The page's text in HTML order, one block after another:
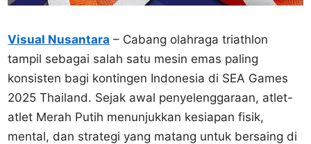
Visual Nusantara – Cabang olahraga triathlon
tampil sebagai salah satu mesin emas paling
konsisten bagi kontingen Indonesia di SEA Games
2025 Thailand. Sejak awal penyelenggaraan, atlet-
atlet Merah Putih menunjukkan kesiapan fisik,
mental, dan strategi yang matang untuk bersaing di